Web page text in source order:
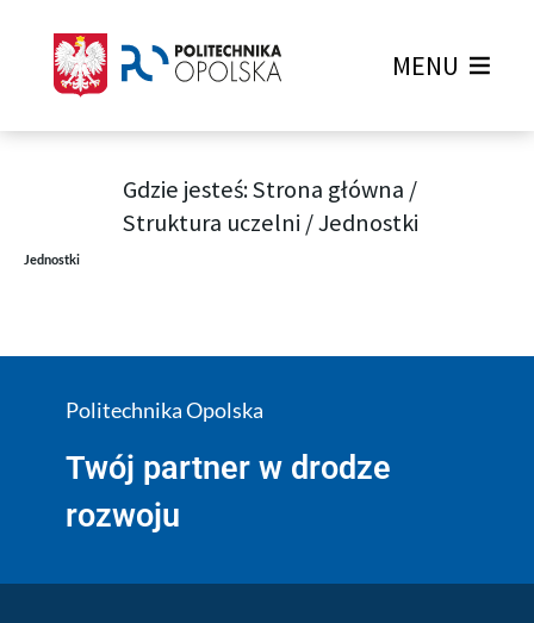
MENU
Gdzie jesteś:Strona główna /
Struktura uczelni /Jednostki
Jednostki
Politechnika Opolska
Twój partner w drodze
rozwoju